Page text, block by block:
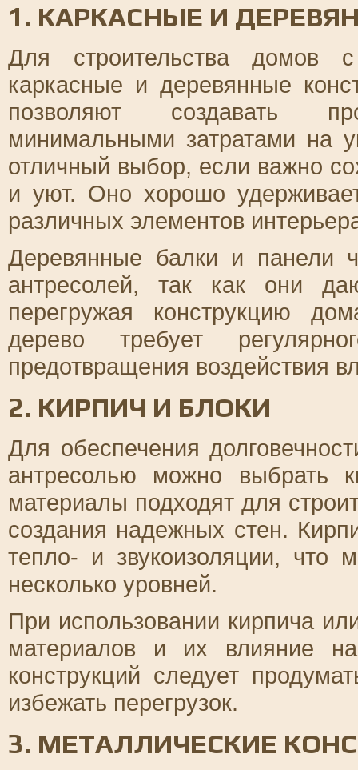
1. КАРКАСНЫЕ И
Для строительства домов
каркасные и деревянные
позволяют создавать
минимальными затратами на
отличный выбор, если важно
и уют. Оно хорошо
различных элементов
Деревянные балки и панели
антресолей, так как они
перегружая конструкцию
дерево требует
предотвращения воздействия
2. КИРПИЧ И БЛОКИ
Для обеспечения
антресолью можно выбрать
материалы подходят для
создания надежных стен.
тепло- и звукоизоляции, что
несколько уровней.
При использовании кирпича
материалов и их влияние
конструкций следует
избежать перегрузок.
3. МЕТАЛЛИЧЕСКИЕ